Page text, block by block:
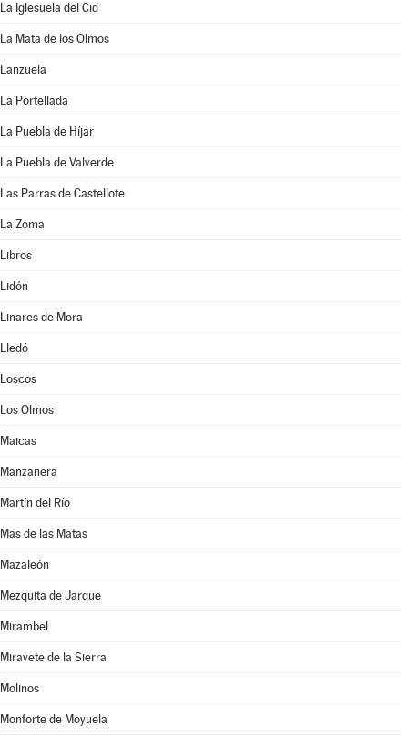
La Iglesuela del Cid
La Mata de los Olmos
Lanzuela
La Portellada
La Puebla de Híjar
La Puebla de Valverde
Las Parras de Castellote
La Zoma
Libros
Lidón
Linares de Mora
Lledó
Loscos
Los Olmos
Maicas
Manzanera
Martín del Río
Mas de las Matas
Mazaleón
Mezquita de Jarque
Mirambel
Miravete de la Sierra
Molinos
Monforte de Moyuela